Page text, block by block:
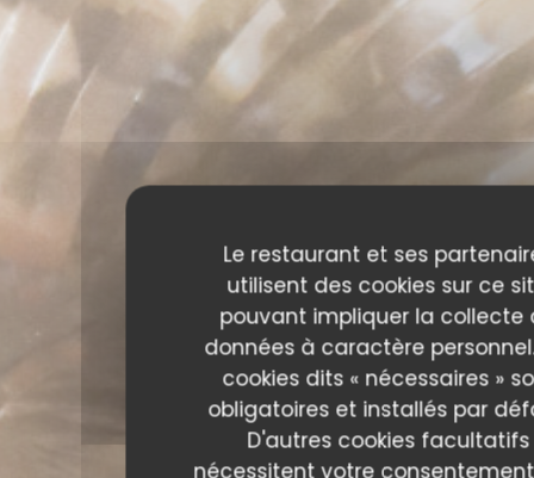
Le restaurant et ses
utilisent des cookies sur ce
pouvant impliquer la collecte
données à caractère
cookies dits « nécessaires »
obligatoires et installés par
D'autres cookies facultatifs
nécessitent votre